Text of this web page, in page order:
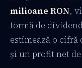
milioane RON,
formă de
estimează o cifră
și un profit net de